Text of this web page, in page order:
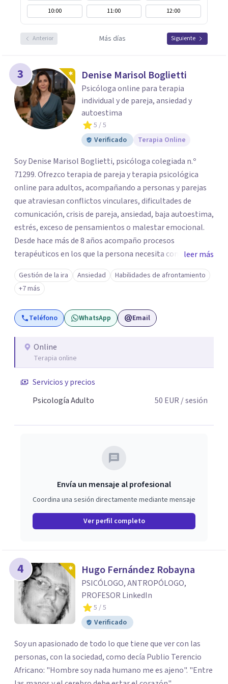
10:00
11:00 12:00
Anterior Más días Siguiente
3 Denise Marisol Boglietti
Psicóloga online para terapia
individual y de pareja, ansiedad y
autoestima
5 / 5
Verificado
Terapia Online
Soy Denise Marisol Boglietti, psicóloga colegiada n.º
71299. Ofrezco terapia de pareja y terapia psicológica
online para adultos, acompañando a personas y parejas
que atraviesan conflictos vinculares, dificultades de
comunicación, crisis de pareja, ansiedad, baja autoestima,
estrés, exceso de pensamientos o malestar emocional.
Desde hace más de 8 años acompaño procesos
terapéuticos en los que la persona necesita comprender
mejor lo que le ocurre, ordenar su mundo emocional y
revisar patrones que se repiten en sus relaciones. Trabajo
con parejas que sienten distancia, discusiones frecuentes,
falta de confianza, dificultades para expresar lo que
necesitan o dinámicas que generan desgaste. También
ansiedad, inseguridad, autoestima, duelo, insomnio y
dificultades emocionales.
leer más
Gestión de la ira Ansiedad
Habilidades de afrontamiento
+7 más
Teléfono WhatsApp Email
Online
Terapia online
Servicios y precios
Psicología Adulto
50 EUR / sesión
Envía un mensaje al profesional
Coordina una sesión directamente mediante mensaje
Ver perfil completo
4 Hugo Fernández Robayna
PSICÓLOGO, ANTROPÓLOGO,
PROFESOR LinkedIn
5 / 5
Verificado
Soy un apasionado de todo lo que tiene que ver con las
personas, con la sociedad, como decía Publio Terencio
Africano: "Hombre soy nada humano me es ajeno". "Entre